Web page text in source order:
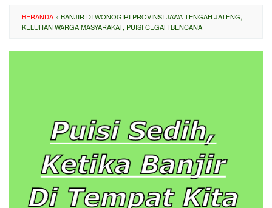
BERANDA » BANJIR DI WONOGIRI PROVINSI JAWA TENGAH JATENG,
KELUHAN WARGA MASYARAKAT, PUISI CEGAH BENCANA